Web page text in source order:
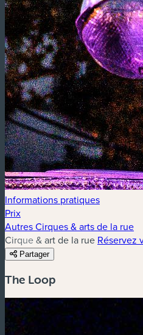
Informations pratiques
Prix
Autres Cirques & arts de la rue
Cirque & art de la rue Réservez
Partager
The Loop